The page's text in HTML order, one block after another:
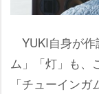
YUKI自身が作
ム」「灯」も、
「チューイン